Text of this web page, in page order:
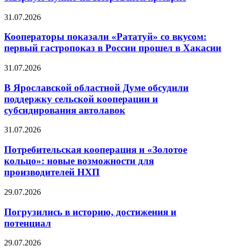
31.07.2026
Кооператоры показали «Рататуй» со вкусом:
первый гастропоказ в России прошел в Хакасии
31.07.2026
В Ярославской областной Думе обсудили
поддержку сельской кооперации и
субсидирования автолавок
31.07.2026
Потребительская кооперация и «Золотое
кольцо»: новые возможности для
производителей НХП
29.07.2026
Погрузились в историю, достижения и
потенциал
29.07.2026